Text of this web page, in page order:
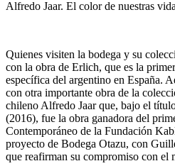
Alfredo Jaar. El color de nuestras
Quienes visiten la bodega y su
con la obra de Erlich, que es la
específica del argentino en España.
con otra importante obra de la
chileno Alfredo Jaar que, bajo el
(2016), fue la obra ganadora del
Contemporáneo de la Fundación
proyecto de Bodega Otazu, con
que reafirman su compromiso con el